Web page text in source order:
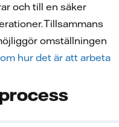
och till en säker
Tillsammans
omställningen
hur det är att arbeta